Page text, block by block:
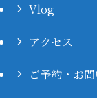
Vlog
アクセス
ご予約・お